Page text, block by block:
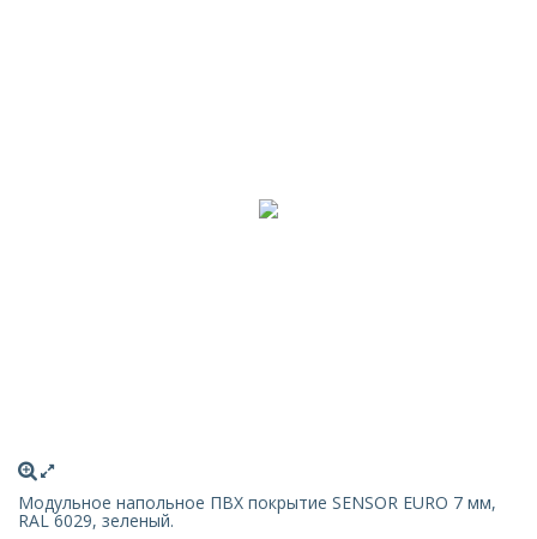
Модульное напольное ПВХ покрытие SENSOR EURO 7 мм,
RAL 6029, зеленый.